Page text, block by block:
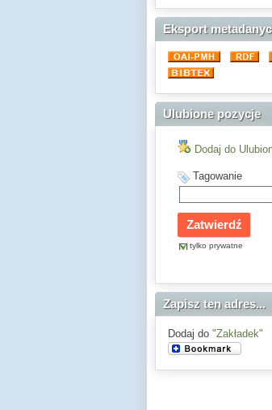
Eksport
Ulubione pozycje
Dodaj do
Tagowanie
tylko prywatne
Zapisz ten adres...
Dodaj do "Zakładek"